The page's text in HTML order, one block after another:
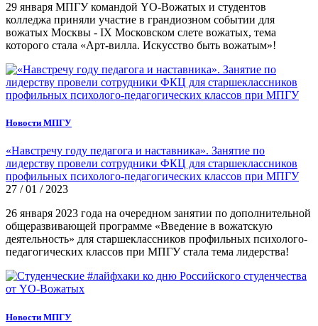
29 января МПГУ командой YO-Вожатых и студентов
колледжа приняли участие в грандиозном событии для
вожатых Москвы - IX Московском слете вожатых, тема
которого стала «Арт-вилла. Искусство быть вожатым»!
Новости МПГУ
«Навстречу году педагога и наставника». Занятие по
лидерству провели сотрудники ФКЦ для старшеклассников
профильных психолого-педагогических классов при МПГУ
27 / 01 / 2023
26 января 2023 года на очередном занятии по дополнительной
общеразвивающей программе «Введение в вожатскую
деятельность» для старшеклассников профильных психолого-
педагогических классов при МПГУ стала тема лидерства!
Новости МПГУ